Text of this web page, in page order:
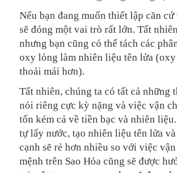
Nếu bạn đang muốn thiết lập căn cứ
sẽ đóng một vai trò rất lớn. Tất
nhưng bạn cũng có thể tách các
oxy lỏng làm nhiên liệu tên lửa
thoải mái hơn).
Tất nhiên, chúng ta có tất cả những
nói riêng cực kỳ nặng và việc vận
tốn kém cả về tiền bạc và nhiên
tự lấy nước, tạo nhiên liệu tên lửa
cạnh sẽ rẻ hơn nhiều so với việc
mệnh trên Sao Hỏa cũng sẽ được